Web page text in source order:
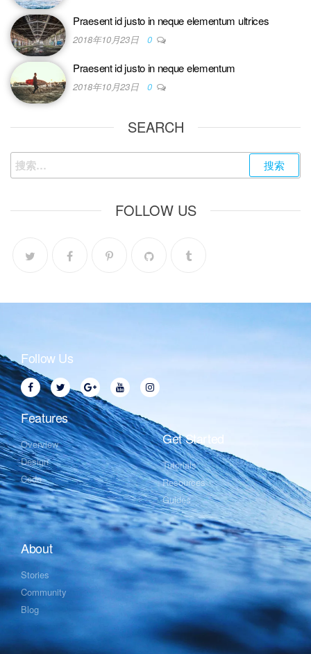
Praesent id justo in neque elementum ultrices
2018年10月23日 0
Praesent id justo in neque elementum
2018年10月23日 0
SEARCH
FOLLOW US
Follow Us
Features
Overview
Design
Code
Get Started
Tutorials
Resources
Guides
About
Stories
Community
Blog